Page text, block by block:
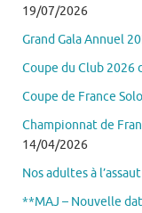
19/07/2026
Grand Gala Annuel
Coupe du Club 2026
Coupe de France
Championnat de
14/04/2026
Nos adultes à
**MAJ – Nouvelle